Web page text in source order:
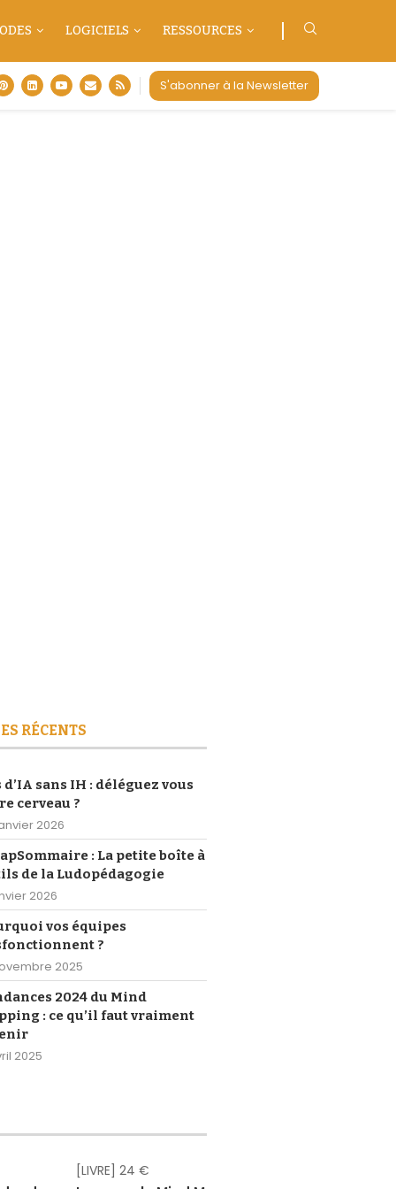
LOGICIELS RESSOURCES
S'abonner à la Newsletter
RÉCENTS
d’IA sans IH : déléguez vous
cerveau ?
2026
: La petite boîte à
de la Ludopédagogie
2026
vos équipes
?
2025
2024 du Mind
: ce qu’il faut vraiment
2025
[LIVRE] 24 €